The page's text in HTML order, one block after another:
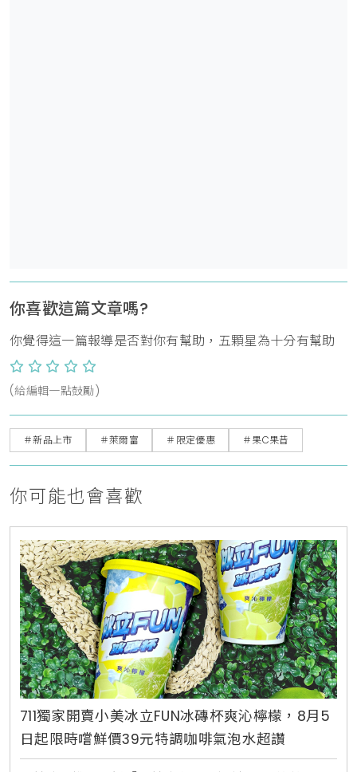
你喜歡這篇文章嗎?
你覺得這一篇報導是否對你有幫助，五顆星為十分有幫助
(給編輯一點鼓勵)
＃新品上市 ＃萊爾富 ＃限定優惠 ＃果C果昔
你可能也會喜歡
711獨家開賣小美冰立FUN冰磚杯爽沁檸檬，8月5
日起限時嚐鮮價39元特調咖啡氣泡水超讚